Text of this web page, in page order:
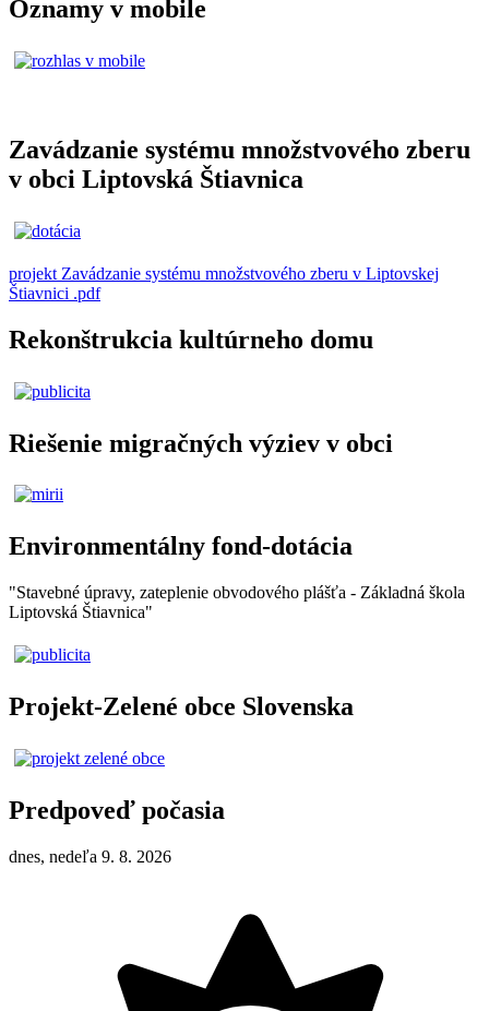
Oznamy v mobile
Zavádzanie systému množstvového zberu
v obci Liptovská Štiavnica
projekt Zavádzanie systému množstvového zberu v Liptovskej
Štiavnici .pdf
Rekonštrukcia kultúrneho domu
Riešenie migračných výziev v obci
Environmentálny fond-dotácia
"Stavebné úpravy, zateplenie obvodového plášťa - Základná škola
Liptovská Štiavnica"
Projekt-Zelené obce Slovenska
Predpoveď počasia
dnes, nedeľa 9. 8. 2026